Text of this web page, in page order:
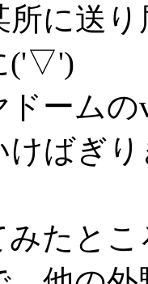
所に送
('▽')
ーム
けばぎ
たと